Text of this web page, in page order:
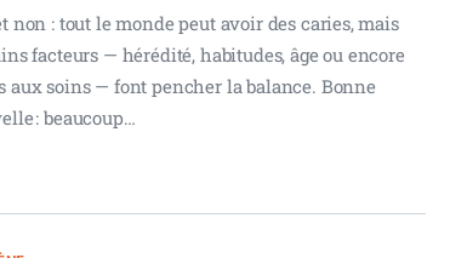
non : tout le monde peut avoir des caries, mais
facteurs — hérédité, habitudes, âge ou encore
aux soins — font pencher la balance. Bonne
: beaucoup…